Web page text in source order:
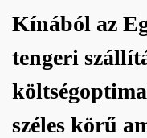
Kínából az
tengeri
széles körű